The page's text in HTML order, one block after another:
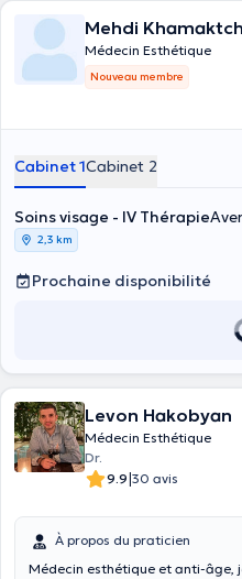
Mehdi
Médecin Esthétique
Nouveau membre
Cabinet 1Cabinet 2
Soins visage - IV Thérapie
2,3 km
Prochaine disponibilité
Levon Hakobyan
Médecin Esthétique
Dr.
9.9|30 avis
À propos du praticien
Médecin esthétique et anti-âge,